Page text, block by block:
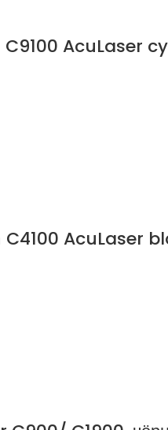
C9100 AcuLaser
C4100 AcuLaser